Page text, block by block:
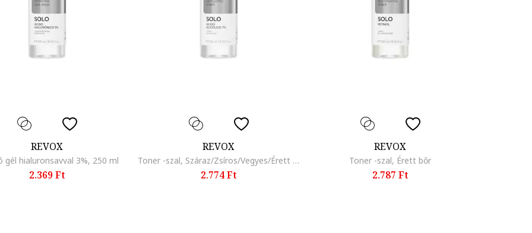
REVOX
gél hialuronsavval 3%, 250 ml
2.369 Ft
REVOX
Toner -szal, Száraz/Zsíros/Vegyes/Érett bőr/Normális
2.774 Ft
REVOX
Toner -szal, Érett bőr
2.787 Ft